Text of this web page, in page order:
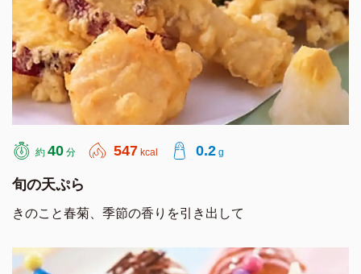
約 40 分 547 kcal 0.2 g
旬の天ぷら
きのこと春菊、季節の香りを引き出して